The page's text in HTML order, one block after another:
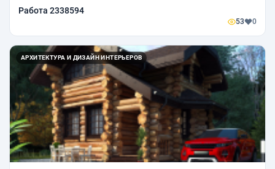
Работа 2338594
53 0
АРХИТЕКТУРА И ДИЗАЙН ИНТЕРЬЕРОВ